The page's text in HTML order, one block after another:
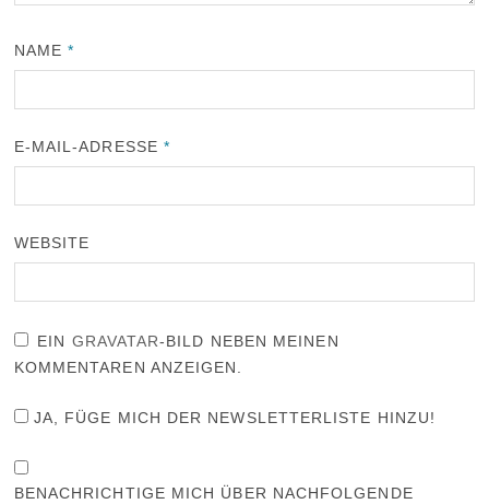
NAME*
E-MAIL-ADRESSE *
WEBSITE
EIN GRAVATAR-BILD NEBEN MEINEN
KOMMENTAREN ANZEIGEN.
JA, FÜGE MICH DER NEWSLETTERLISTE HINZU!
BENACHRICHTIGE MICH ÜBER NACHFOLGENDE